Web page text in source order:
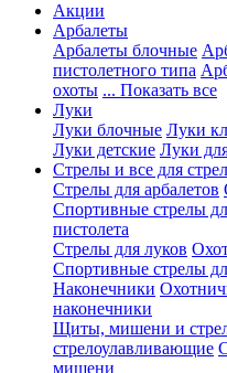
Акции
Арбалеты
Арбалеты блочные
пистолетного типа
охоты ... Показать все
Луки
Луки блочные Луки
Луки детские Луки
Стрелы и все для
Стрелы для арбалетов
Спортивные стрелы
пистолета
Стрелы для луков
Спортивные стрелы
Наконечники
наконечники
Щиты, мишени и
стрелоулавливающие
мишени